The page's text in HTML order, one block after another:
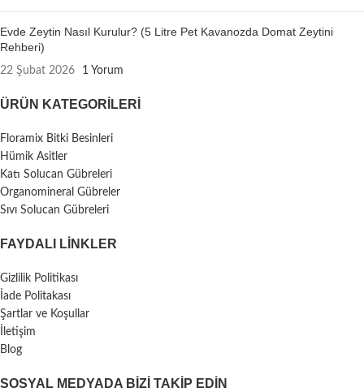
Evde Zeytin Nasıl Kurulur? (5 Litre Pet Kavanozda Domat Zeytini
Rehberi)
22 Şubat 2026 1 Yorum
ÜRÜN KATEGORILERI
Floramix Bitki Besinleri
Hümik Asitler
Katı Solucan Gübreleri
Organomineral Gübreler
Sıvı Solucan Gübreleri
FAYDALI LİNKLER
Gizlilik Politikası
İade Politakası
Şartlar ve Koşullar
İletişim
Blog
SOSYAL MEDYADA BIZI TAKIP EDIN